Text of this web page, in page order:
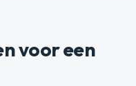
voor een